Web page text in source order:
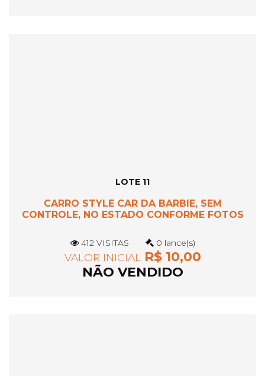
LOTE 11
CARRO STYLE CAR DA BARBIE, SEM
CONTROLE, NO ESTADO CONFORME FOTOS
412 VISITAS 0 lance(s)
VALOR INICIAL R$ 10,00
NÃO VENDIDO